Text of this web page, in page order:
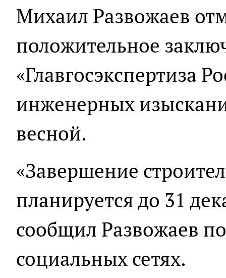
Михаил Развожаев
положительное
«Главгосэкспертиза
инженерных
весной.
«Завершение
планируется до 31
сообщил Развожаев
социальных сетях.